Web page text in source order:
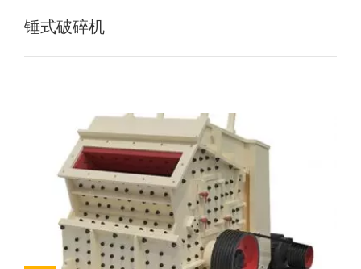
锤式破碎机